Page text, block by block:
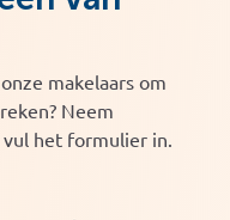
makelaars om
Neem
het formulier in.